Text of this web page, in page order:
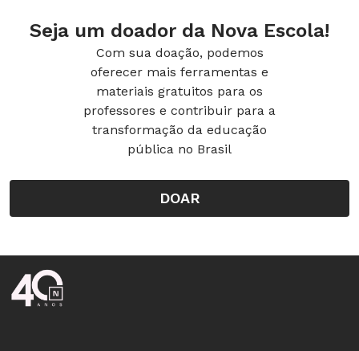
Seja um doador da Nova Escola!
Com sua doação, podemos
oferecer mais ferramentas e
materiais gratuitos para os
professores e contribuir para a
transformação da educação
pública no Brasil
DOAR
Rodapé da Nova Escola